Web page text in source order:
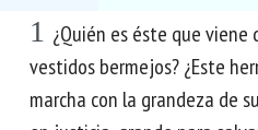
1 ¿Quién es éste que viene
vestidos bermejos? ¿Este
marcha con la grandeza de